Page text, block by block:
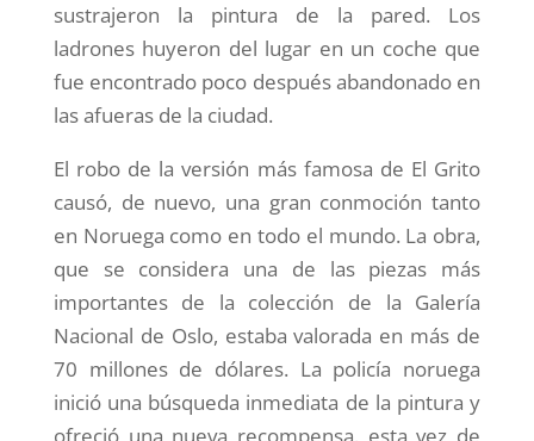
sustrajeron la pintura de la pared. Los
ladrones huyeron del lugar en un coche que
fue encontrado poco después abandonado en
las afueras de la ciudad.
El robo de la versión más famosa de El Grito
causó, de nuevo, una gran conmoción tanto
en Noruega como en todo el mundo. La obra,
que se considera una de las piezas más
importantes de la colección de la Galería
Nacional de Oslo, estaba valorada en más de
70 millones de dólares. La policía noruega
inició una búsqueda inmediata de la pintura y